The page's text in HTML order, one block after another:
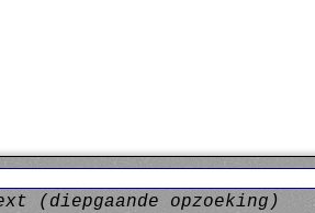
(diepgaande opzoeking)